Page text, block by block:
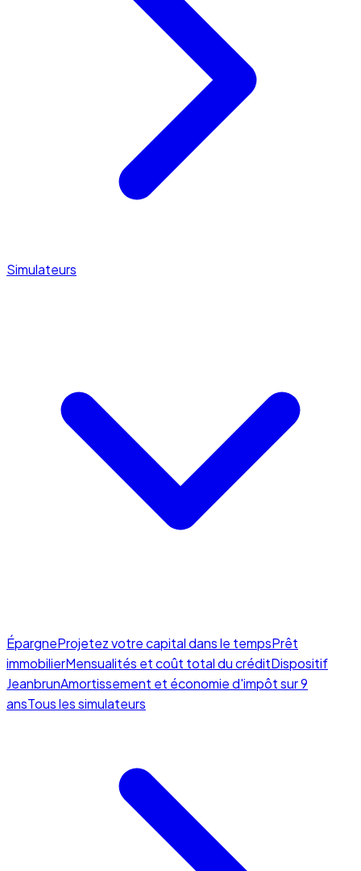
Simulateurs
ÉpargneProjetez votre capital dans le tempsPrêt
immobilierMensualités et coût total du créditDispositif
JeanbrunAmortissement et économie d'impôt sur 9
ansTous les simulateurs